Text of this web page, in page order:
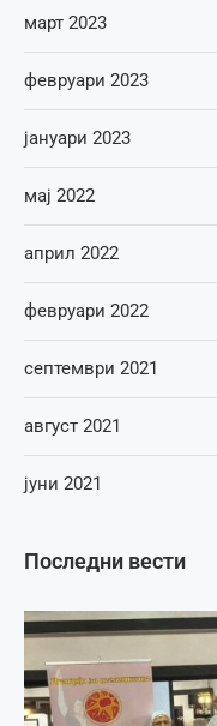
Последни вести
март 2023
февруари 2023
јануари 2023
мај 2022
април 2022
февруари 2022
септември 2021
август 2021
јуни 2021